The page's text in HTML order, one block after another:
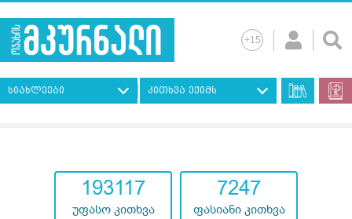
სიახლეები კითხვა ექიმს
193117
უფასო კითხვა
7247
ფასიანი კითხვა